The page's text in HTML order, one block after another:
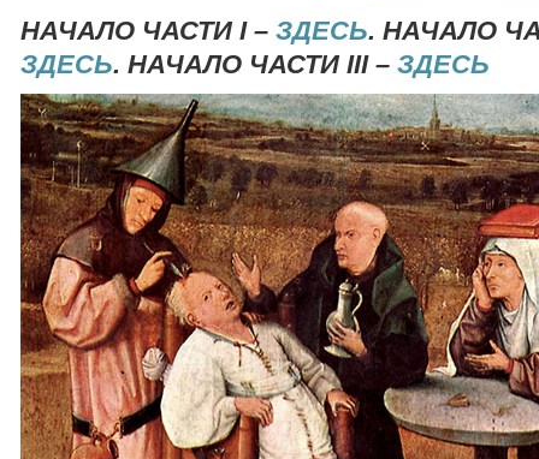
НАЧАЛО ЧАСТИ I – ЗДЕСЬ. НАЧАЛО
ЗДЕСЬ. НАЧАЛО ЧАСТИ III – ЗДЕСЬ